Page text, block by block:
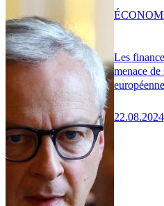
Les
menace
européenne
22.08.2024